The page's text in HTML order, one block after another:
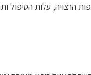
הרצויה, עלות הטיפול